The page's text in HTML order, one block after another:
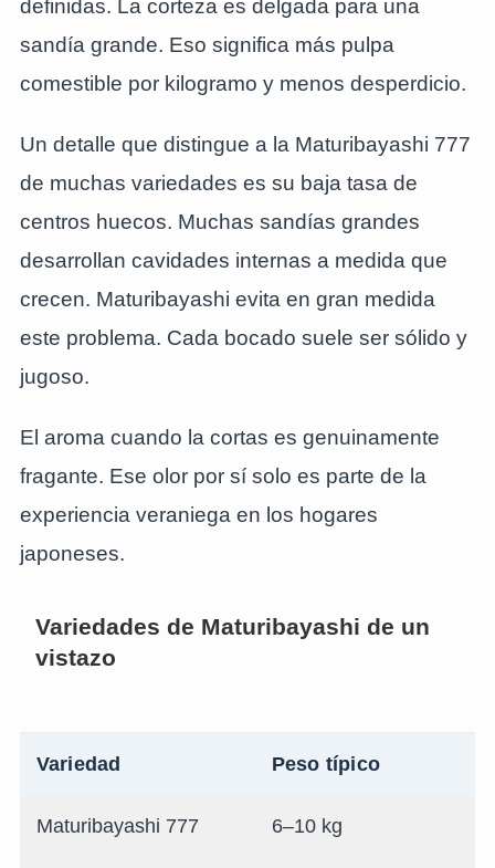
definidas. La corteza es delgada para una
sandía grande. Eso significa más pulpa
comestible por kilogramo y menos desperdicio.
Un detalle que distingue a la Maturibayashi 777
de muchas variedades es su baja tasa de
centros huecos. Muchas sandías grandes
desarrollan cavidades internas a medida que
crecen. Maturibayashi evita en gran medida
este problema. Cada bocado suele ser sólido y
jugoso.
El aroma cuando la cortas es genuinamente
fragante. Ese olor por sí solo es parte de la
experiencia veraniega en los hogares
japoneses.
Variedades de Maturibayashi de un
vistazo
Variedad Peso típico
Maturibayashi 777 6–10 kg